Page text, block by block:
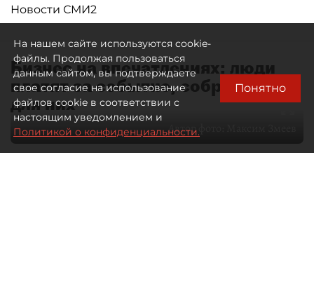
Новости СМИ2
Бизнес на впечатлениях: люди
платят за событие, собранное
для них
Автор фото:
На нашем сайте используются cookie-
файлы. Продолжая пользоваться
данным сайтом, вы подтверждаете
свое согласие на использование
файлов cookie в соответствии с
настоящим уведомлением и
Политикой о конфиденциальности.
Понятно